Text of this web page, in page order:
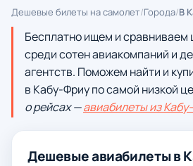
Дешевые билеты на самолет/Города/В
Бесплатно ищем и сравниваем
среди сотен авиакомпаний и
агентств. Поможем найти и
в Кабу-Фриу по самой низкой
о рейсах —авиабилеты из
Дешевые авиабилеты в